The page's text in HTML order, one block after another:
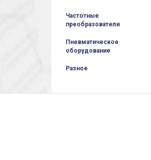
Частотные
преобразователи
Пневматическое
оборудование
Разное